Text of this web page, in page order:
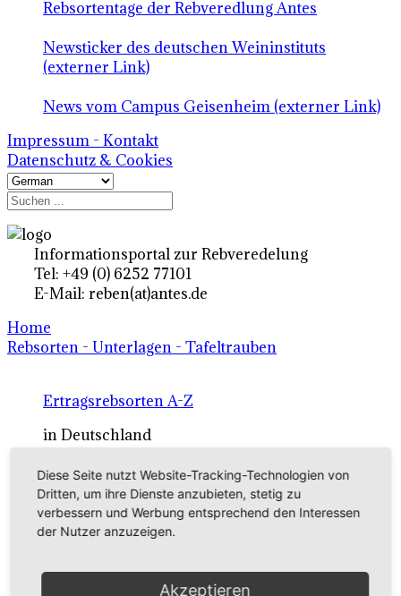
Rebsortentage der Rebveredlung Antes
Newsticker des deutschen Weininstituts
(externer Link)
News vom Campus Geisenheim (externer Link)
Impressum - Kontakt
Datenschutz & Cookies
Informationsportal zur Rebveredelung
Tel: +49 (0) 6252 77101
E-Mail: reben(at)antes.de
Home
Rebsorten - Unterlagen - Tafeltrauben
Ertragsrebsorten A-Z
in Deutschland
Rebsorten international
externe Links
Tafeltraubensorten
Diese Seite nutzt Website-Tracking-Technologien von
Dritten, um ihre Dienste anzubieten, stetig zu
verbessern und Werbung entsprechend den Interessen
der Nutzer anzuzeigen.
Akzeptieren